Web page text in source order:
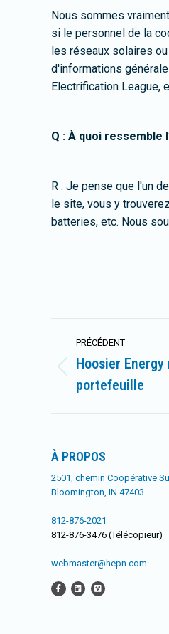
Nous sommes
si le personnel de la
les réseaux solaires
d'informations
Electrification League,
Q : À quoi ressemble
R : Je pense que l'un
le site, vous y
batteries, etc. Nous
Navigation
article
PRÉCÉDENT
précédent
Hoosier
portefeuille
À PROPOS
2501, chemin Coopérative
Bloomington, IN 47403
812-876-2021
812-876-3476 (Télécopieur)
webmaster@hepn.com